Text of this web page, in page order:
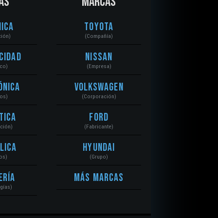
Toyota
(Compañía)
Nissan
(Empresa)
Volkswagen
(Corporación)
Ford
(Fabricante)
Hyundai
(Grupo)
Más Marcas